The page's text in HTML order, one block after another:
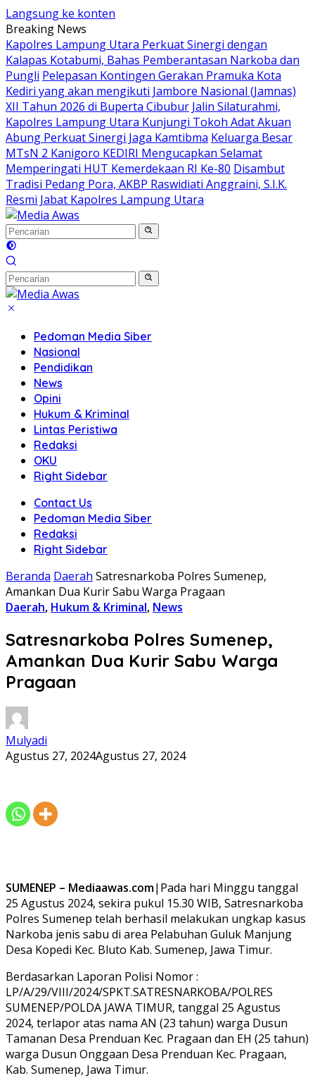
Langsung ke konten
Breaking News
Kapolres Lampung Utara Perkuat Sinergi dengan
Kalapas Kotabumi, Bahas Pemberantasan Narkoba dan
Pungli Pelepasan Kontingen Gerakan Pramuka Kota
Kediri yang akan mengikuti Jambore Nasional (Jamnas)
XII Tahun 2026 di Buperta Cibubur Jalin Silaturahmi,
Kapolres Lampung Utara Kunjungi Tokoh Adat Akuan
Abung Perkuat Sinergi Jaga Kamtibma Keluarga Besar
MTsN 2 Kanigoro KEDIRI Mengucapkan Selamat
Memperingati HUT Kemerdekaan RI Ke-80 Disambut
Tradisi Pedang Pora, AKBP Raswidiati Anggraini, S.I.K.
Resmi Jabat Kapolres Lampung Utara
Pedoman Media Siber
Nasional
Pendidikan
News
Opini
Hukum & Kriminal
Lintas Peristiwa
Redaksi
OKU
Right Sidebar
Contact Us
Pedoman Media Siber
Redaksi
Right Sidebar
Beranda Daerah Satresnarkoba Polres Sumenep,
Amankan Dua Kurir Sabu Warga Pragaan
Daerah, Hukum & Kriminal, News
Satresnarkoba Polres Sumenep,
Amankan Dua Kurir Sabu Warga
Pragaan
Mulyadi
Agustus 27, 2024Agustus 27, 2024
SUMENEP – Mediaawas.com|Pada hari Minggu tanggal
25 Agustus 2024, sekira pukul 15.30 WIB, Satresnarkoba
Polres Sumenep telah berhasil melakukan ungkap kasus
Narkoba jenis sabu di area Pelabuhan Guluk Manjung
Desa Kopedi Kec. Bluto Kab. Sumenep, Jawa Timur.
Berdasarkan Laporan Polisi Nomor :
LP/A/29/VIII/2024/SPKT.SATRESNARKOBA/POLRES
SUMENEP/POLDA JAWA TIMUR, tanggal 25 Agustus
2024, terlapor atas nama AN (23 tahun) warga Dusun
Tamanan Desa Prenduan Kec. Pragaan dan EH (25 tahun)
warga Dusun Onggaan Desa Prenduan Kec. Pragaan,
Kab. Sumenep, Jawa Timur.